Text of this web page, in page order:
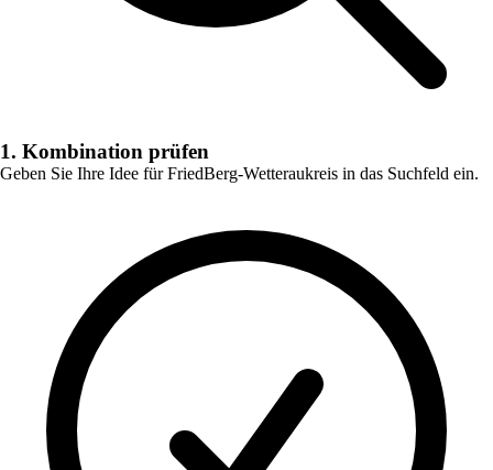
1. Kombination prüfen
Geben Sie Ihre Idee fürFriedBerg-Wetteraukreis in das Suchfeld ein.